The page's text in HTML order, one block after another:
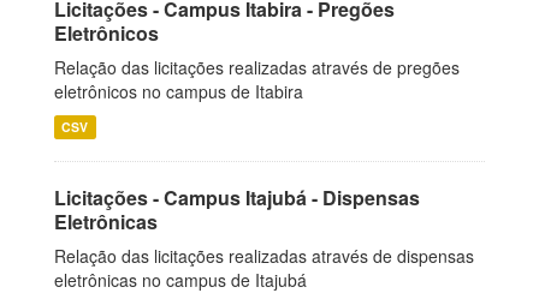
Licitações - Campus Itabira - Pregões
Eletrônicos
Relação das licitações realizadas através de pregões
eletrônicos no campus de Itabira
CSV
Licitações - Campus Itajubá - Dispensas
Eletrônicas
Relação das licitações realizadas através de dispensas
eletrônicas no campus de Itajubá